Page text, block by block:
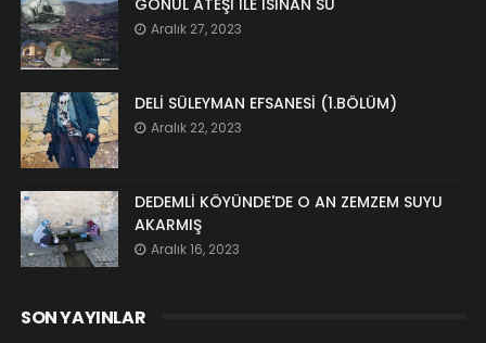
GÖNÜL ATEŞİ İLE ISINAN SU
Aralık 27, 2023
DELİ SÜLEYMAN EFSANESİ (1.BÖLÜM)
Aralık 22, 2023
DEDEMLİ KÖYÜNDE'DE O AN ZEMZEM SUYU
AKARMIŞ
Aralık 16, 2023
SON YAYINLAR